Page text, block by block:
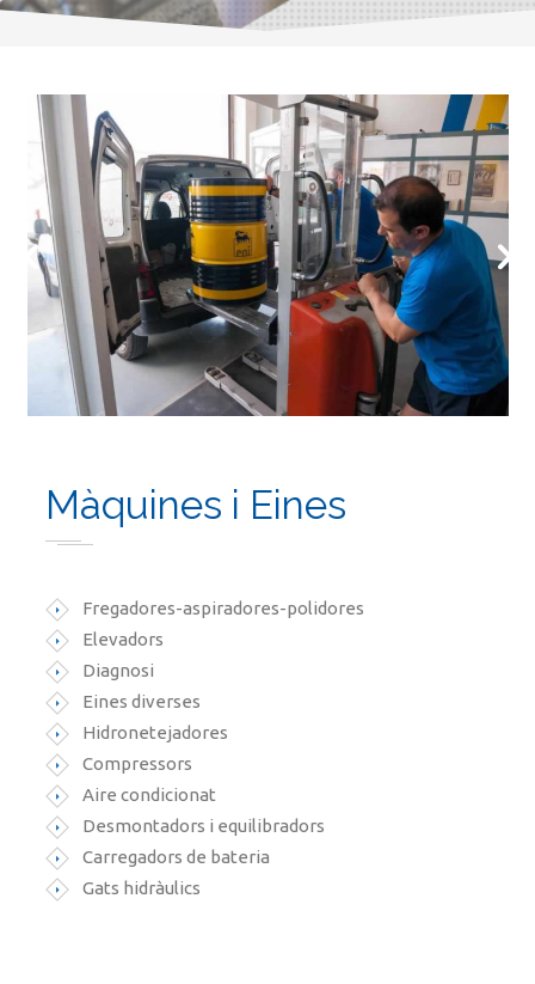
Màquines i Eines
Fregadores-aspiradores-polidores
Elevadors
Diagnosi
Eines diverses
Hidronetejadores
Compressors
Aire condicionat
Desmontadors i equilibradors
Carregadors de bateria
Gats hidràulics